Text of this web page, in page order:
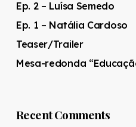
Ep. 2 – Luísa Semedo
Ep. 1 – Natália Cardoso
Teaser/Trailer
Mesa-redonda
Recent Comments